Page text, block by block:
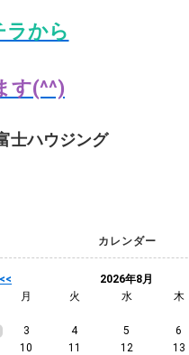
ラから
す(^^)
士ハウジング
カレンダー
<<
2026年8月
月 火 水 木
3 4 5 6
10 11 12 13